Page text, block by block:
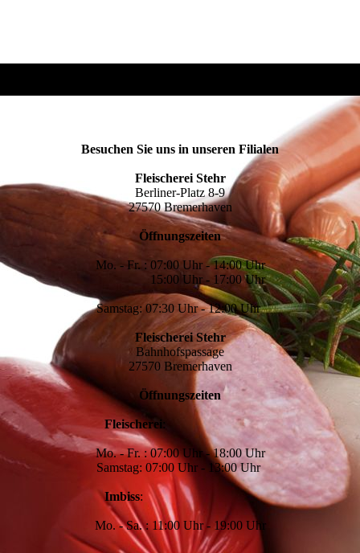
Besuchen Sie uns in unseren Filialen
Fleischerei Stehr
Berliner-Platz 8-9
27570 Bremerhaven
Öffnungszeiten
Mo. - Fr. : 07:00 Uhr - 14:00 Uhr
15:00 Uhr - 17:00 Uhr
Samstag: 07:30 Uhr - 12:00 Uhr
Fleischerei Stehr
Bahnhofspassage
27570 Bremerhaven
Öffnungszeiten
Fleischerei:
Mo. - Fr. : 07:00 Uhr - 18:00 Uhr
Samstag: 07:00 Uhr - 13:00 Uhr
Imbiss:
Mo. - Sa. : 11:00 Uhr - 19:00 Uhr